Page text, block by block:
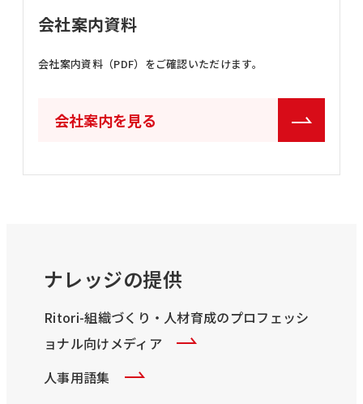
会社案内資料
会社案内資料（PDF）をご確認いただけます。
会社案内を見る
ナレッジの提供
Ritori-組織づくり・人材育成のプロフェッシ
ョナル向けメディア
人事用語集